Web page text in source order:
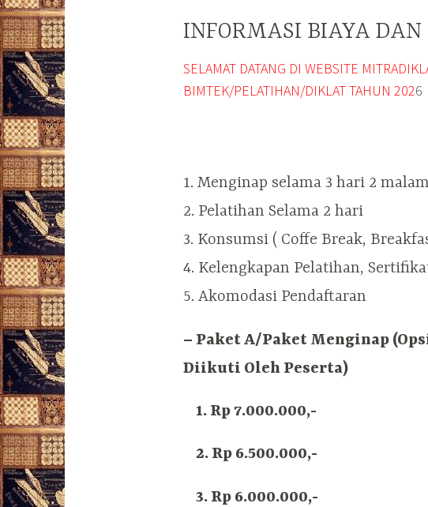
INFORMASI BIAYA
SELAMAT DATANG DI WEBSITE
BIMTEK/PELATIHAN/DIKLAT TAHUN 2026
1. Menginap selama 3 hari 2 malam
2. Pelatihan Selama 2 hari
3. Konsumsi ( Coffe Break,
4. Kelengkapan Pelatihan,
5. Akomodasi Pendaftaran
– Paket A/Paket Menginap
Diikuti Oleh Peserta)
1. Rp 7.000.000,-
2. Rp 6.500.000,-
3. Rp 6.000.000,-